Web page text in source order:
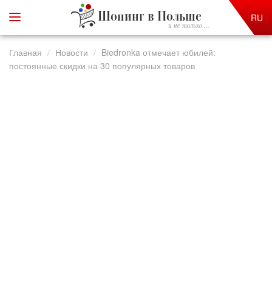
Шопинг в Польше
и не только ...
RU
Главная Новости
Biedronka отмечает юбилей:
постоянные скидки на 30 популярных товаров